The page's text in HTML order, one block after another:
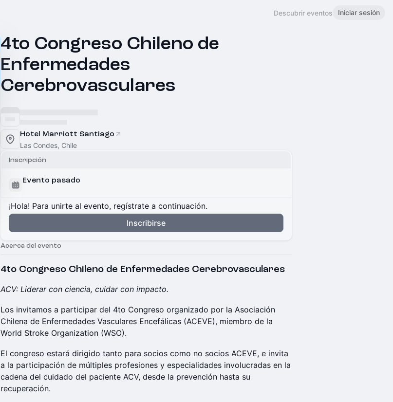
Descubrir eventos Iniciar sesión
4to Congreso Chileno de
Enfermedades
Cerebrovasculares
Hotel Marriott Santiago
Las Condes, Chile
Inscripción
Evento pasado
¡Hola! Para unirte al evento, regístrate a continuación.
Inscribirse
Acerca del evento
4to Congreso Chileno de Enfermedades Cerebrovasculares
ACV: Liderar con ciencia, cuidar con impacto.
Los invitamos a participar del 4to Congreso organizado por la Asociación
Chilena de Enfermedades Vasculares Encefálicas (ACEVE), miembro de la
World Stroke Organization (WSO).
El congreso estará dirigido tanto para socios como no socios ACEVE, e invita
a la participación de múltiples profesiones y especialidades involucradas en la
cadena del cuidado del paciente ACV, desde la prevención hasta su
recuperación.